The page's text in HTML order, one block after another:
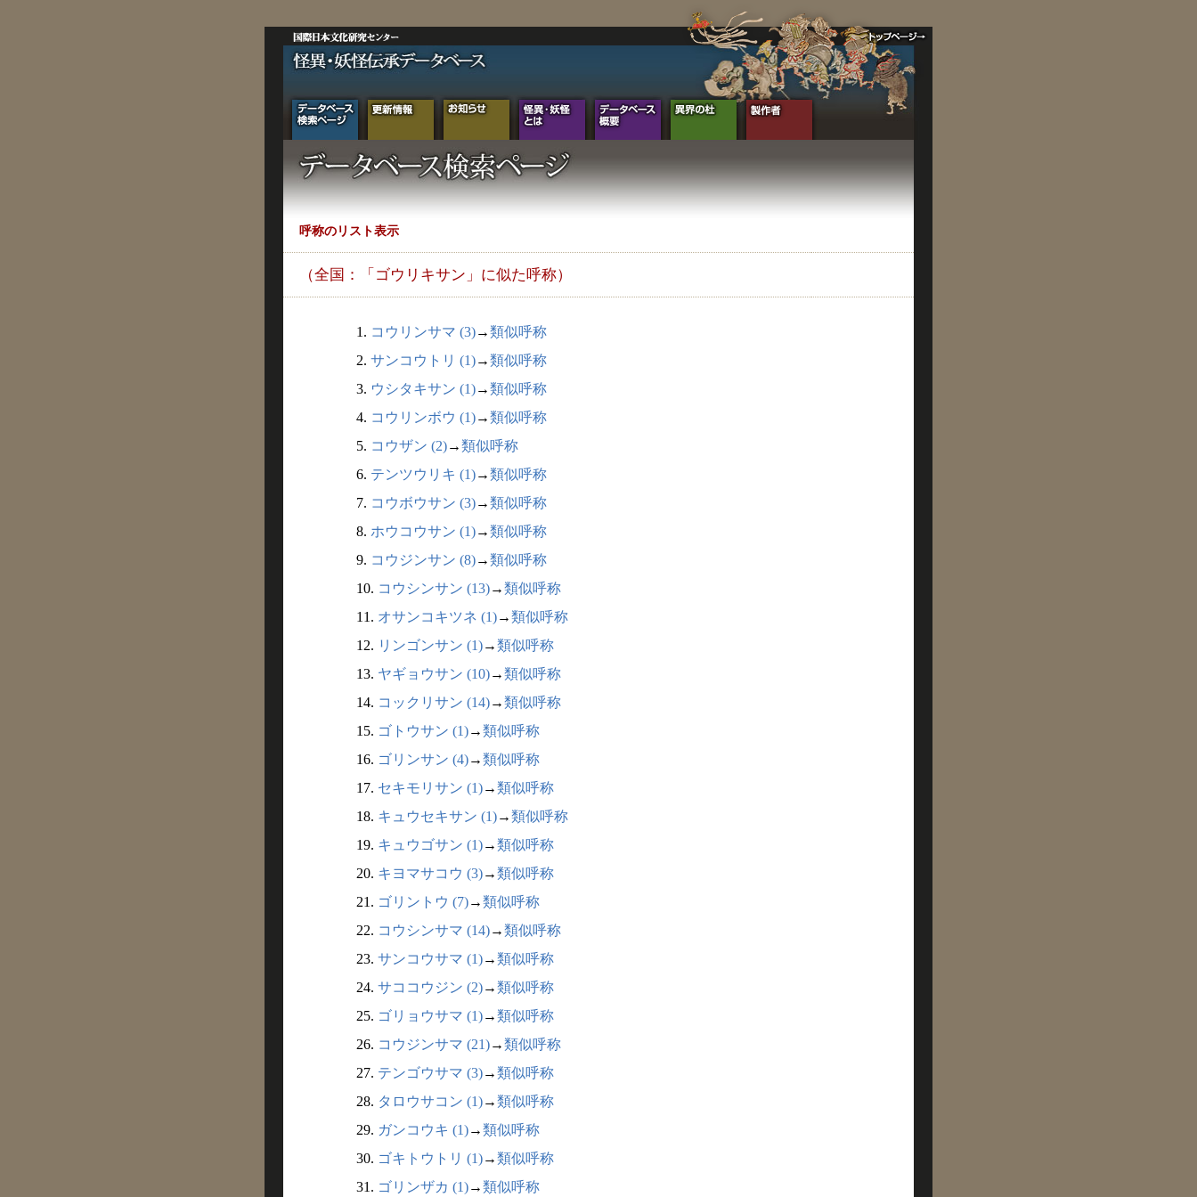
呼称のリスト表示
（全国：「ゴウリキサン」に似た呼称）
1. コウリンサマ (3)→類似呼称
2. サンコウトリ (1)→類似呼称
3. ウシタキサン (1)→類似呼称
4. コウリンボウ (1)→類似呼称
5. コウザン (2)→類似呼称
6. テンツウリキ (1)→類似呼称
7. コウボウサン (3)→類似呼称
8. ホウコウサン (1)→類似呼称
9. コウジンサン (8)→類似呼称
10. コウシンサン (13)→類似呼称
11. オサンコキツネ (1)→類似呼称
12. リンゴンサン (1)→類似呼称
13. ヤギョウサン (10)→類似呼称
14. コックリサン (14)→類似呼称
15. ゴトウサン (1)→類似呼称
16. ゴリンサン (4)→類似呼称
17. セキモリサン (1)→類似呼称
18. キュウセキサン (1)→類似呼称
19. キュウゴサン (1)→類似呼称
20. キヨマサコウ (3)→類似呼称
21. ゴリントウ (7)→類似呼称
22. コウシンサマ (14)→類似呼称
23. サンコウサマ (1)→類似呼称
24. サココウジン (2)→類似呼称
25. ゴリョウサマ (1)→類似呼称
26. コウジンサマ (21)→類似呼称
27. テンゴウサマ (3)→類似呼称
28. タロウサコン (1)→類似呼称
29. ガンコウキ (1)→類似呼称
30. ゴキトウトリ (1)→類似呼称
31. ゴリンザカ (1)→類似呼称